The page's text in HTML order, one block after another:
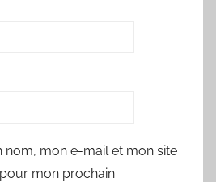
nom, mon e-mail et mon site
mon prochain